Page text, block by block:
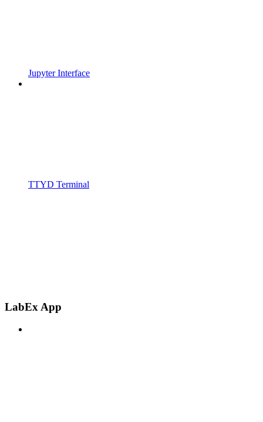
Jupyter Interface
TTYD Terminal
LabEx App